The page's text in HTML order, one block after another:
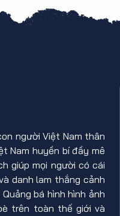
người Việt Nam thân
Nam huyền bí đầy mê
giúp mọi người có cái
danh lam thắng cảnh
bá hình hình ảnh
trên toàn thế giới và